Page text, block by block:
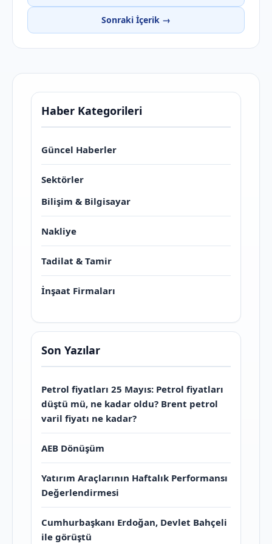
Sonraki İçerik →
Haber Kategorileri
Güncel Haberler
Sektörler
Bilişim & Bilgisayar
Nakliye
Tadilat & Tamir
İnşaat Firmaları
Son Yazılar
Petrol fiyatları 25 Mayıs: Petrol fiyatları
düştü mü, ne kadar oldu? Brent petrol
varil fiyatı ne kadar?
AEB Dönüşüm
Yatırım Araçlarının Haftalık Performansı
Değerlendirmesi
Cumhurbaşkanı Erdoğan, Devlet Bahçeli
ile görüştü